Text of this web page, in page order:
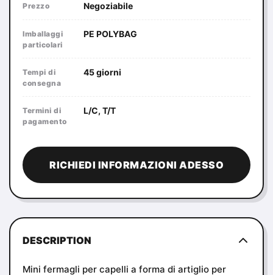
Prezzo Negoziabile
Imballaggi
particolari
PE POLYBAG
Tempi di
consegna
45 giorni
Termini di
pagamento
L/C, T/T
RICHIEDI INFORMAZIONI ADESSO
DESCRIPTION
Mini fermagli per capelli a forma di artiglio per